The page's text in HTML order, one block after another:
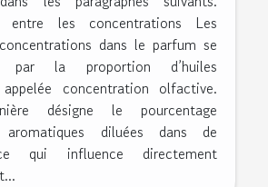
entre les concentrations Les
dans le parfum se
par la proportion d’huiles
appelée concentration olfactive.
désigne le pourcentage
aromatiques diluées dans de
qui influence directement